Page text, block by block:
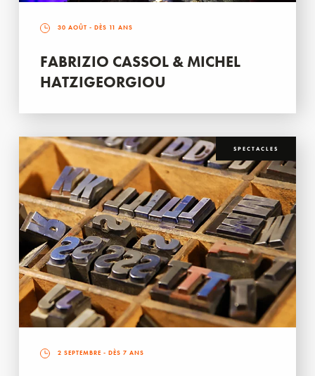
30 AOÛT - DÈS 11 ANS
FABRIZIO CASSOL & MICHEL
HATZIGEORGIOU
SPECTACLES
2 SEPTEMBRE - DÈS 7 ANS